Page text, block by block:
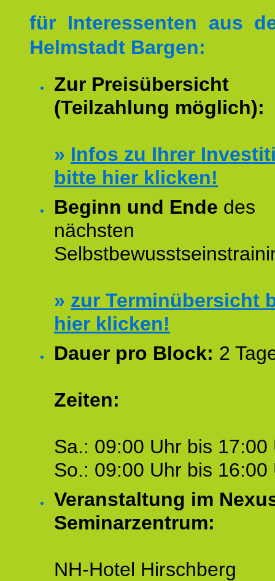
für Interessenten aus
Helmstadt Bargen:
Zur Preisübersicht
(Teilzahlung möglich):
» Infos zu Ihrer
bitte hier klicken!
Beginn und Ende des
nächsten
» zur Terminübersicht
hier klicken!
Dauer pro Block: 2
Zeiten:
Sa.: 09:00 Uhr bis 17:00
So.: 09:00 Uhr bis 16:00
Veranstaltung im
Seminarzentrum:
NH-Hotel Hirschberg